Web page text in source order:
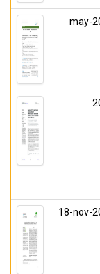
may-
18-nov-